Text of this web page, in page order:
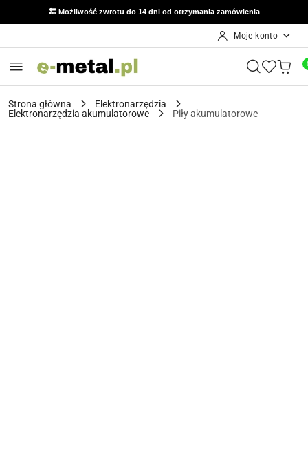
🔙 Możliwość zwrotu do 14 dni od otrzymania zamówienia
Moje konto
Strona główna
Elektronarzędzia
Elektronarzędzia akumulatorowe
Piły akumulatorowe